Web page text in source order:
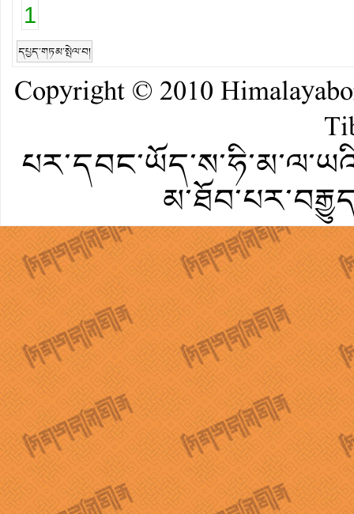
1
དཔྱད་གཏམ་སྤེལ་བ།
Copyright © 2010